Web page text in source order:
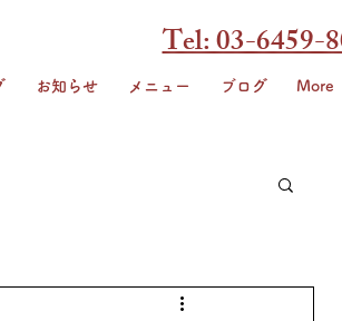
Tel: 03-6459-
お知らせ メニュー ブログ More